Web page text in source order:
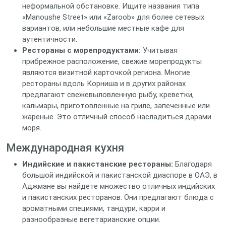
неформальной обстановке. Ищите названия типа
«Manoushe Street» или «Zaroob» для более сетевых
вариантов, или небольшие местные кафе для
аутентичности.
Рестораны с морепродуктами: Учитывая
прибрежное расположение, свежие морепродукты
являются визитной карточкой региона. Многие
рестораны вдоль Корниша и в других районах
предлагают свежевыловленную рыбу, креветки,
кальмары, приготовленные на гриле, запеченные или
жареные. Это отличный способ насладиться дарами
моря.
Международная кухня
Индийские и пакистанские рестораны: Благодаря
большой индийской и пакистанской диаспоре в ОАЭ, в
Аджмане вы найдете множество отличных индийских
и пакистанских ресторанов. Они предлагают блюда с
ароматными специями, тандури, карри и
разнообразные вегетарианские опции.